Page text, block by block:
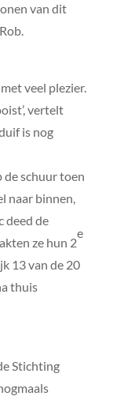
van dit
veel plezier.
vertelt
is nog
de schuur toen
naar binnen,
deed de
ze hun 2
e
13 van de 20
thuis
Stichting